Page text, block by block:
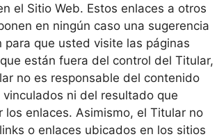
el Sitio Web. Estos enlaces a otros
en ningún caso una sugerencia
para que usted visite las páginas
están fuera del control del Titular,
no es responsable del contenido
ni del resultado que
los enlaces. Asimismo, el Titular no
o enlaces ubicados en los sitios